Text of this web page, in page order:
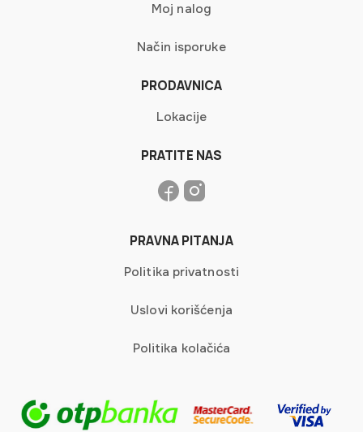
Moj nalog
Način isporuke
PRODAVNICA
Lokacije
PRATITE NAS
PRAVNA PITANJA
Politika privatnosti
Uslovi korišćenja
Politika kolačića